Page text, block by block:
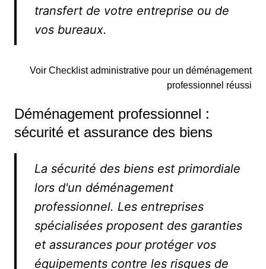
transfert de votre entreprise ou de
vos bureaux.
Voir Checklist administrative pour un déménagement
professionnel réussi
Déménagement professionnel :
sécurité et assurance des biens
La sécurité des biens est primordiale
lors d'un déménagement
professionnel. Les entreprises
spécialisées proposent des garanties
et assurances pour protéger vos
équipements contre les risques de